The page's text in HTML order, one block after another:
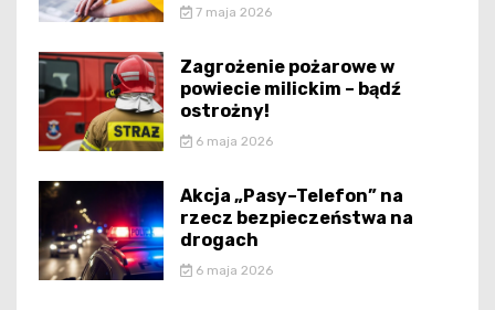
7 maja 2026
Zagrożenie pożarowe w
powiecie milickim – bądź
ostrożny!
6 maja 2026
Akcja „Pasy–Telefon” na
rzecz bezpieczeństwa na
drogach
6 maja 2026